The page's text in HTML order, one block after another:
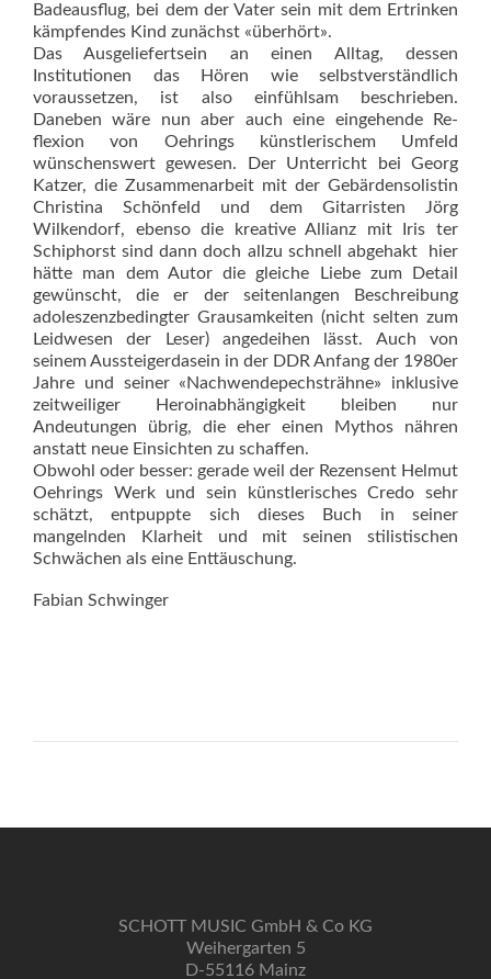
Badeausflug, bei dem der Vater sein mit dem Ertrinken
kämpfendes Kind zunächst «überhört».
Das Ausgeliefertsein an einen Alltag, dessen
Institutionen das Hören wie selbstverständlich
voraussetzen, ist also einfühlsam beschrieben.
Daneben wäre nun aber auch eine eingehende Re­
flexion von Oehrings künstlerischem Umfeld
wünschenswert gewesen. Der Unterricht bei Georg
Katzer, die Zusammenarbeit mit der Gebärdensolistin
Christina Schönfeld und dem Gitarristen Jörg
Wilkendorf, ebenso die kreative Allianz mit Iris ter
Schiphorst sind dann doch allzu schnell abgehakt  hier
hätte man dem Autor die gleiche Liebe zum Detail
gewünscht, die er der seitenlangen Beschreibung
adoleszenz­bedingter Grausamkeiten (nicht selten zum
Leidwesen der Leser) angedeihen lässt. Auch von
seinem Aussteigerdasein in der DDR Anfang der 1980er
Jahre und seiner «Nachwendepechsträhne» inklusive
zeitweiliger Heroinabhängigkeit bleiben nur
Andeutungen übrig, die eher einen Mythos nähren
anstatt neue Einsichten zu schaffen.
Obwohl oder besser: gerade weil der Rezensent Helmut
Oehrings Werk und sein künstlerisches Credo sehr
schätzt, entpuppte sich dieses Buch in seiner
mangelnden Klarheit und mit seinen stilistischen
Schwächen als eine Enttäuschung.
Fabian Schwinger
SCHOTT MUSIC GmbH & Co KG
Weihergarten 5
D-55116 Mainz